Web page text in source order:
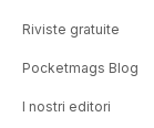
Riviste gratuite
Pocketmags Blog
I nostri editori